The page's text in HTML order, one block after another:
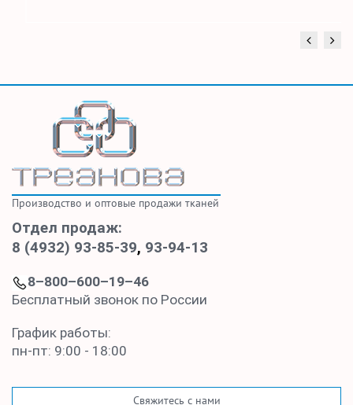
Производство и оптовые продажи тканей
Отдел продаж:
8 (4932) 93-85-39, 93-94-13
8–800–600–19–46
Бесплатный звонок по России
График работы:
пн-пт: 9:00 - 18:00
Свяжитесь с нами